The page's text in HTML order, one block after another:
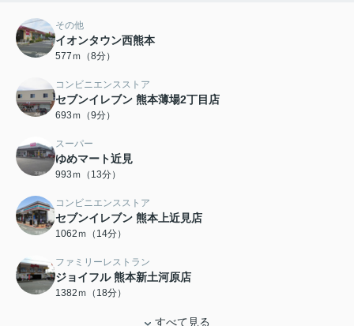
その他
イオンタウン西熊本
577ｍ（8分）
コンビニエンスストア
セブンイレブン 熊本薄場2丁目店
693ｍ（9分）
スーパー
ゆめマート近見
993ｍ（13分）
コンビニエンスストア
セブンイレブン 熊本上近見店
1062ｍ（14分）
ファミリーレストラン
ジョイフル 熊本新土河原店
1382ｍ（18分）
すべて見る